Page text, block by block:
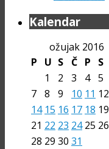
Kalendar
ožujak 2016
P
U S Č P S
1
2 3 4 5
7 8 9 10 11 12
14 15 16 17 18 19
21 22 23 24 25 26
28 29 30 31